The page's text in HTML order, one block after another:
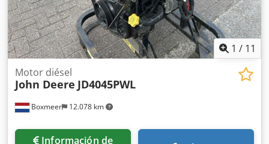
1 / 11
Boxmeer 12.078 km
Motor diésel
John Deere JD4045PWL
Información de